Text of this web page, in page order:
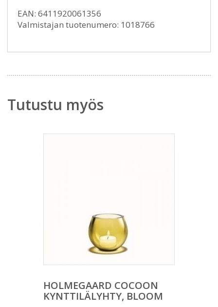
EAN: 6411920061356
Valmistajan tuotenumero: 1018766
Tutustu myös
HOLMEGAARD COCOON
KYNTTILÄLYHTY, BLOOM